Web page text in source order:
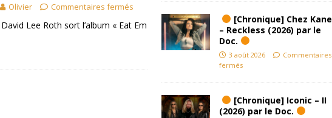
Olivier Commentaires fermés
Lee Roth sort l’album « Eat Em
[Chronique] Chez Kane
– Reckless (2026) par le
Doc.
3 août 2026
Commentaires
fermés
[Chronique] Iconic – II
(2026) par le Doc.